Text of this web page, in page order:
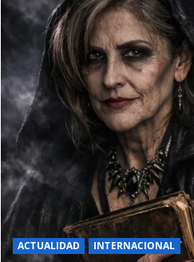
ACTUALIDAD INTERNACIONAL